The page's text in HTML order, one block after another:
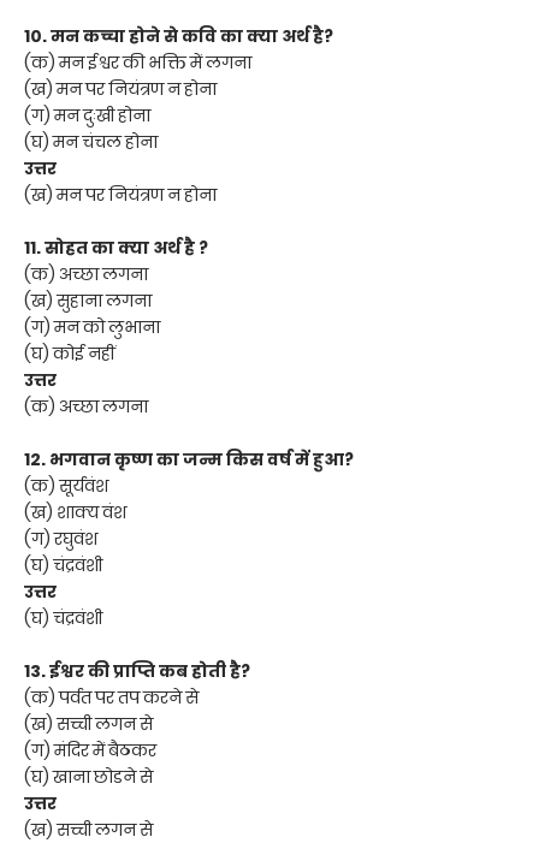
10. मन कच्चा होने से कवि का क्या अर्थ है?
(क) मन ईश्वर की भक्ति में लगना
(ख) मन पर नियंत्रण न होना
(ग) मन दुःखी होना
(घ) मन चंचल होना
उत्तर
(ख) मन पर नियंत्रण न होना
11. सोहत का क्या अर्थ है ?
(क) अच्छा लगना
(ख) सुहाना लगना
(ग) मन को लुभाना
(घ) कोई नहीं
उत्तर
(क) अच्छा लगना
12. भगवान कृष्ण का जन्म किस वर्ष में हुआ?
(क) सूर्यवंश
(ख) शाक्य वंश
(ग) रघुवंश
(घ) चंद्रवंशी
उत्तर
(घ) चंद्रवंशी
13. ईश्वर की प्राप्ति कब होती है?
(क) पर्वत पर तप करने से
(ख) सच्ची लगन से
(ग) मंदिर में बैठकर
(घ) खाना छोडने से
उत्तर
(ख) सच्ची लगन से